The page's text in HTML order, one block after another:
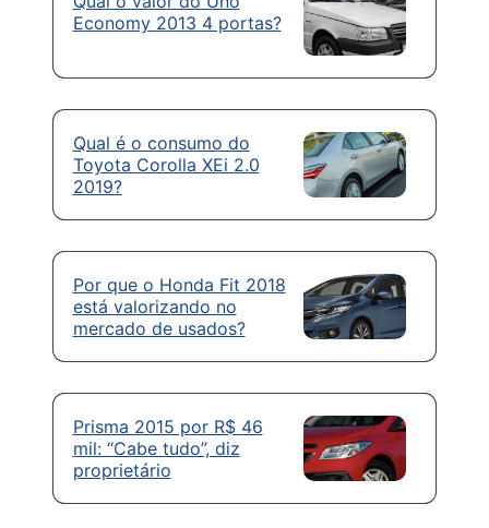
Economy 2013 4 portas?
Qual é o consumo do
Toyota Corolla XEi 2.0
2019?
Por que o Honda Fit 2018
está valorizando no
mercado de usados?
Prisma 2015 por R$ 46
mil: “Cabe tudo”, diz
proprietário